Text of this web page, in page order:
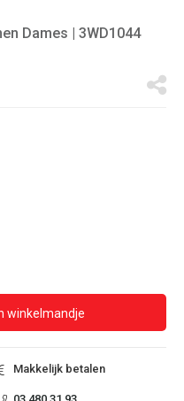
Dames | 3WD1044
winkelmandje
Makkelijk betalen